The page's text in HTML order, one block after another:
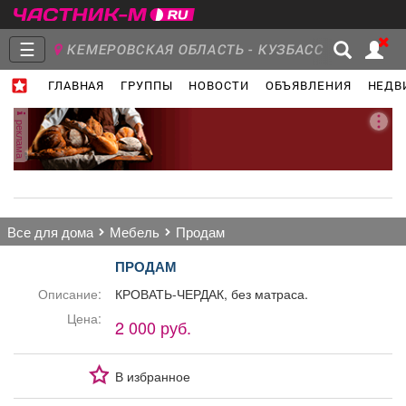
☰ КЕМЕРОВСКАЯ ОБЛАСТЬ - КУЗБАСС
ГЛАВНАЯ ГРУППЫ НОВОСТИ ОБЪЯВЛЕНИЯ
Главная
Группы Новости
реклама
все для дома мебель продам
ПРОДАМ
Описание:
КРОВАТЬ-ЧЕРДАК, без матраса.
Цена:
2 000 руб.
В избранное